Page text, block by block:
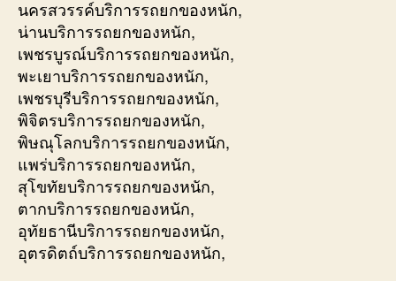
นครสวรรค์บริการรถยกของหนัก,
น่านบริการรถยกของหนัก,
เพชรบูรณ์บริการรถยกของหนัก,
พะเยาบริการรถยกของหนัก,
เพชรบุรีบริการรถยกของหนัก,
พิจิตรบริการรถยกของหนัก,
พิษณุโลกบริการรถยกของหนัก,
แพร่บริการรถยกของหนัก,
สุโขทัยบริการรถยกของหนัก,
ตากบริการรถยกของหนัก,
อุทัยธานีบริการรถยกของหนัก,
อุตรดิตถ์บริการรถยกของหนัก,